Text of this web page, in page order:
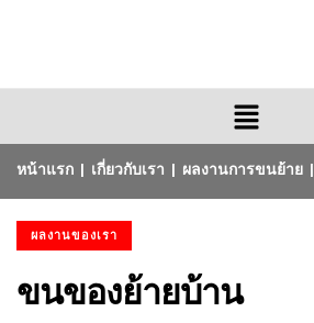
หน้าแรก| เกี่ยวกับเรา | ผลงานการขนย้าย|
ผลงานของเรา
ขนของย้ายบ้าน